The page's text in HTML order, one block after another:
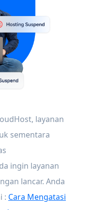
layanan
sementara
ingin layanan
lancar. Anda
: Cara Mengatasi